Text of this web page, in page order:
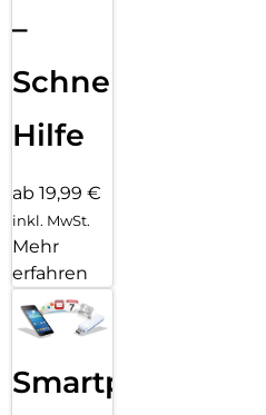
–
Schnelle
Hilfe
ab 19,99 €
inkl. MwSt.
Mehr
erfahren
Smartphone